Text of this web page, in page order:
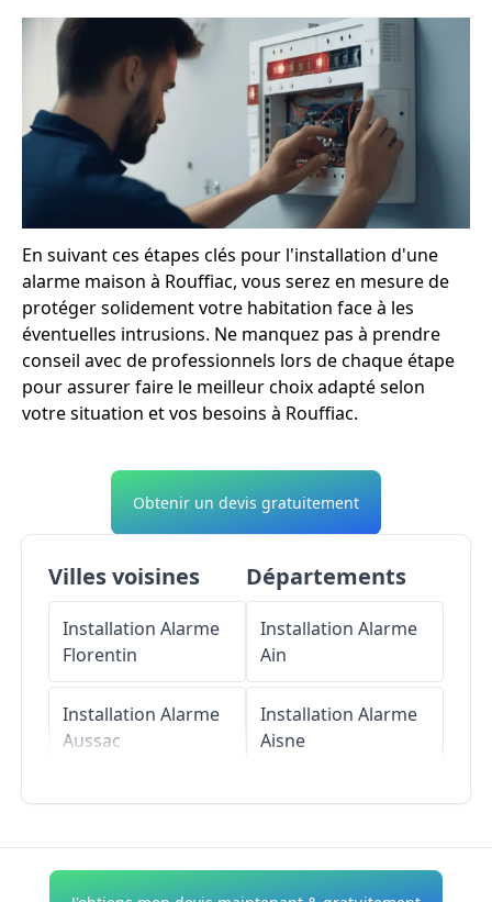
En suivant ces étapes clés pour l'installation d'une
alarme maison à Rouffiac, vous serez en mesure de
protéger solidement votre habitation face à les
éventuelles intrusions. Ne manquez pas à prendre
conseil avec de professionnels lors de chaque étape
pour assurer faire le meilleur choix adapté selon
votre situation et vos besoins à Rouffiac.
Obtenir un devis gratuitement
Villes voisines
Installation Alarme
Florentin
Installation Alarme
Aussac
Installation Alarme
Départements
Installation Alarme
Ain
Installation Alarme
Aisne
Installation Alarme